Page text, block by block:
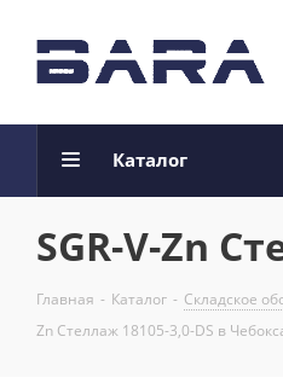
Каталог
SGR-V-Zn
Главная - Каталог - Складское
Zn Стеллаж 18105-3,0-DS в